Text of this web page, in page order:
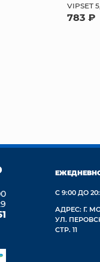
VIPSET
783 ₽
С 9:00 ДО
АДРЕС: Г.
УЛ.
СТР. 11